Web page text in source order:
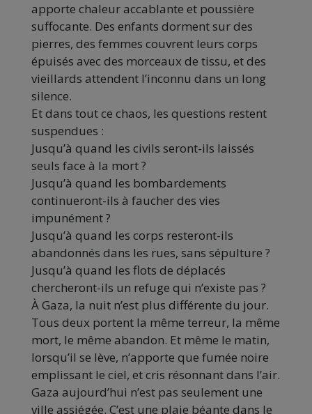
apporte chaleur accablante et poussière
suffocante. Des enfants dorment sur des
pierres, des femmes couvrent leurs corps
épuisés avec des morceaux de tissu, et des
vieillards attendent l’inconnu dans un long
silence.
Et dans tout ce chaos, les questions restent
suspendues :
Jusqu’à quand les civils seront-ils laissés
seuls face à la mort ?
Jusqu’à quand les bombardements
continueront-ils à faucher des vies
impunément ?
Jusqu’à quand les corps resteront-ils
abandonnés dans les rues, sans sépulture ?
Jusqu’à quand les flots de déplacés
chercheront-ils un refuge qui n’existe pas ?
À Gaza, la nuit n’est plus différente du jour.
Tous deux portent la même terreur, la même
mort, le même abandon. Et même le matin,
lorsqu’il se lève, n’apporte que fumée noire
emplissant le ciel, et cris résonnant dans l’air.
Gaza aujourd’hui n’est pas seulement une
ville assiégée. C’est une plaie béante dans le